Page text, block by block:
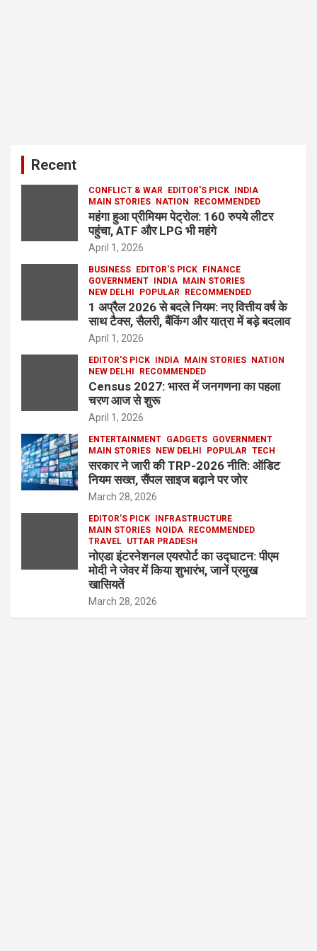
Recent
CONFLICT & WAR EDITOR'S PICK
INDIA
MAIN STORIES
NATION RECOMMENDED
महंगा हुआ प्रीमियम पेट्रोल: 160 रुपये लीटर
पहुंचा, ATF और LPG भी महंगे
April 1, 2026
BUSINESS EDITOR'S PICK
FINANCE
GOVERNMENT
INDIA
MAIN STORIES
NEW DELHI
POPULAR RECOMMENDED
1 अप्रैल 2026 से बदले नियम: नए वित्तीय वर्ष के
साथ टैक्स, सैलरी, बैंकिंग और यात्रा में बड़े बदलाव
April 1, 2026
EDITOR'S PICK INDIA MAIN STORIES
NATION
NEW DELHI
RECOMMENDED
Census 2027: भारत में जनगणना का पहला
चरण आज से शुरू
April 1, 2026
ENTERTAINMENT GADGETS GOVERNMENT
MAIN STORIES
NEW DELHI POPULAR TECH
सरकार ने जारी की TRP-2026 नीति: ऑडिट
नियम सख्त, सैंपल साइज बढ़ाने पर जोर
March 28, 2026
EDITOR'S PICK
INFRASTRUCTURE
MAIN STORIES
NOIDA
RECOMMENDED
TRAVEL UTTAR PRADESH
नोएडा इंटरनेशनल एयरपोर्ट का उद्घाटन: पीएम
मोदी ने जेवर में किया शुभारंभ, जानें प्रमुख
खासियतें
March 28, 2026